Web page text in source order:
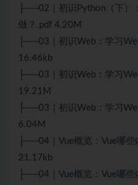
├──02｜初识Python（下）
做？.pdf 4.20M
├──03｜初识Web：学习
16.46kb
├──03｜初识Web：学习
19.21M
├──03｜初识Web：学习
6.04M
├──04｜ Vue概览： Vue 哪
21.17kb
├──04｜Vue概览：Vue哪些